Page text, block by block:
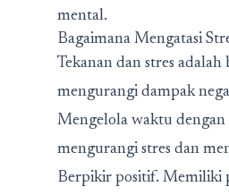
mental.
Bagaimana Mengatasi
Tekanan dan stres
mengurangi dampak
Mengelola waktu
mengurangi stres dan
Berpikir positif. Memiliki